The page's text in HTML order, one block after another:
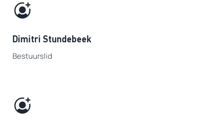
Dimitri Stundebeek
Bestuurslid